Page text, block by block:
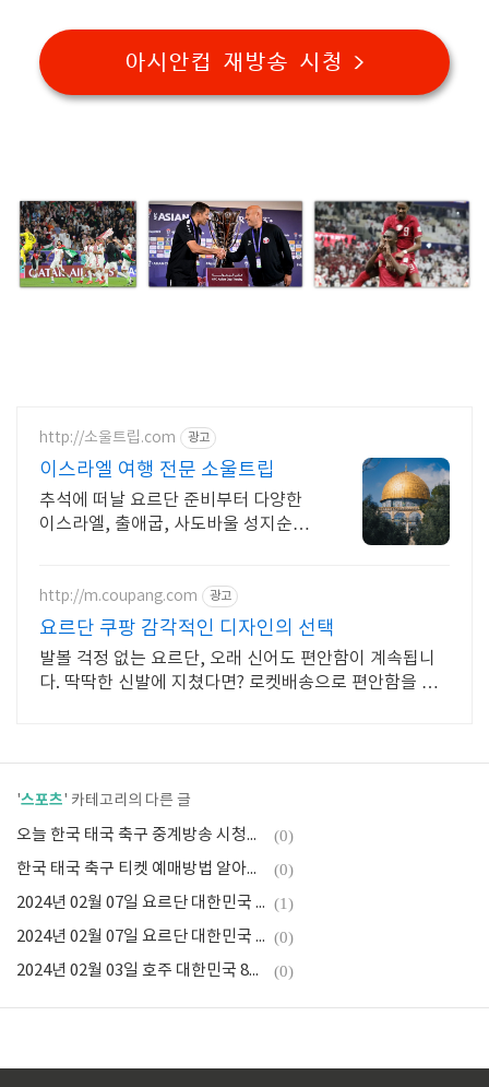
아시안컵 재방송 시청 >
http://소울트립.com 광고
이스라엘 여행 전문 소울트립
추석에 떠날 요르단 준비부터 다양한
이스라엘, 출애굽, 사도바울 성지순례
http://m.coupang.com 광고
요르단 쿠팡 감각적인 디자인의 선택
발볼 걱정 없는 요르단, 오래 신어도 편안함이 계속됩니
다. 딱딱한 신발에 지쳤다면? 로켓배송으로 편안함을 지
'스포츠' 카테고리의 다른 글
오늘 한국 태국 축구 중계방송 시청하기(2026 북중미 월드컵) (0)
한국 태국 축구 티켓 예매방법 알아보기(월드컵 아시아 2차 예선) (0)
2024년 02월 07일 요르단 대한민국 준결승 풀영상 재방송 시청하기 (1)
2024년 02월 07일 요르단 대한민국 오늘축구 중계방송 카타르 아시안컵 시청하기(풀영상재방송제공) (0)
2024년 02월 03일 호주 대한민국 8강전 한국축구 풀영상 재방송 시청하기 (0)